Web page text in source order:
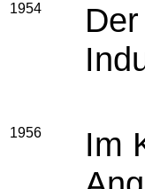
1954
1956
Im